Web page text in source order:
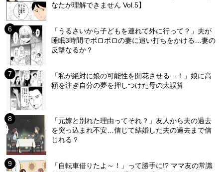
なたが理解できません Vol.5】
「うるさいから子どもを連れて外に行って？」夫が
睡眠3時間でボロボロの妻に追い打ちをかける…妻の
反撃なるか？
「私が絶対に娘の可能性を開花させる…！」娘に高
額を注ぎ自分の夢を押しつけた母の大誤算
「元嫁と別れた理由ってそれ？」友人から夫の過去
を突っ込まれ不安…信じて結婚した夫の過去まで信
じれる？
「自転車借りたよ～！」って勝手に!? ママ友の常識